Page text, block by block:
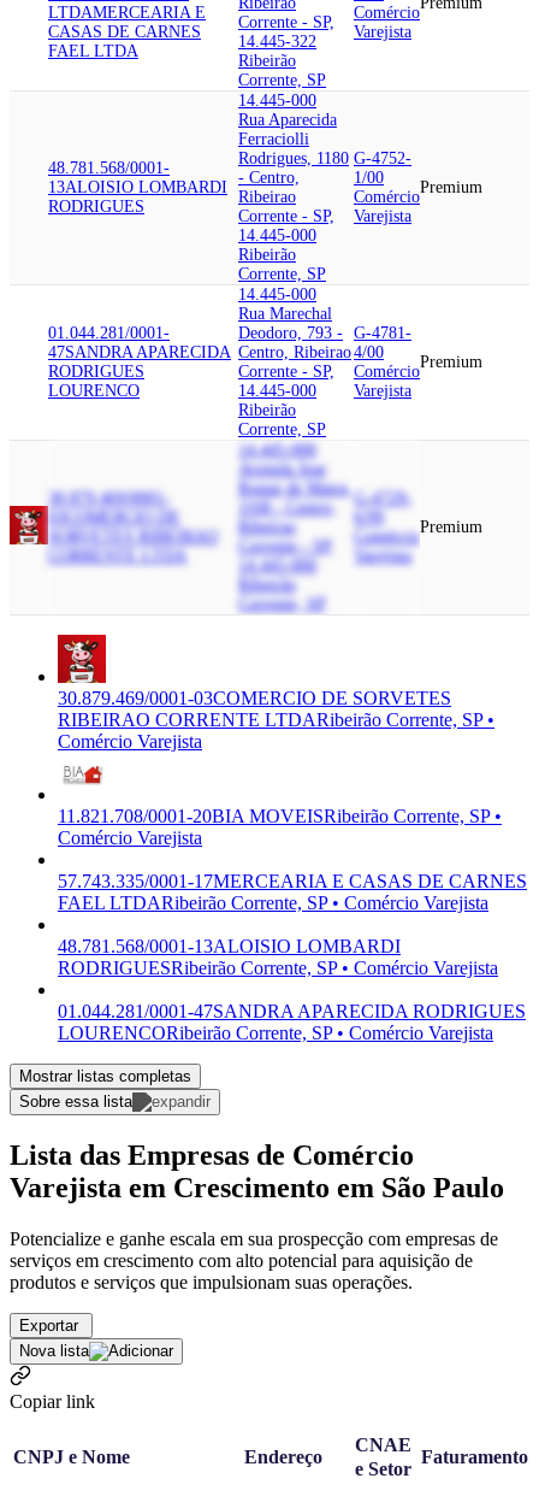
LTDAMERCEARIA E
CASAS DE CARNES
FAEL LTDA
Corrente - SP,
14.445-322
Ribeirão
Corrente, SP
Comércio
Varejista
48.781.568/0001-
13ALOISIO LOMBARDI
RODRIGUES
14.445-000
Rua Aparecida
Ferraciolli
Rodrigues, 1180
- Centro,
Ribeirao
Corrente - SP,
14.445-000
Ribeirão
Corrente, SP
G-4752-
1/00
Comércio
Varejista
Premium
01.044.281/0001-
47SANDRA APARECIDA
RODRIGUES
LOURENCO
14.445-000
Rua Marechal
Deodoro, 793 -
Centro, Ribeirao
Corrente - SP,
14.445-000
Ribeirão
Corrente, SP
G-4781-
4/00
Comércio
Varejista
Premium
30.879.469/0001-
COMERCIO DE
SORVETES RIBEIRAO
CORRENTE LTDA
14.445-000
Avenida Jose
Roque de Matos,
1168 - Centro,
Ribeirao
Corrente - SP,
14.445-000
Ribeirão
Corrente, SP
G-4729-
6/99
Comércio
Varejista
Premium
30.879.469/0001-03COMERCIO DE SORVETES
RIBEIRAO CORRENTE LTDARibeirão Corrente, SP •
Comércio Varejista
11.821.708/0001-20BIA MOVEISRibeirão Corrente, SP •
Comércio Varejista
57.743.335/0001-17MERCEARIA E CASAS DE CARNES
FAEL LTDARibeirão Corrente, SP • Comércio Varejista
48.781.568/0001-13ALOISIO LOMBARDI
RODRIGUESRibeirão Corrente, SP • Comércio Varejista
01.044.281/0001-47SANDRA APARECIDA RODRIGUES
LOURENCORibeirão Corrente, SP • Comércio Varejista
Mostrar listas completas
Sobre essa lista
Lista das Empresas de Comércio
Varejista em Crescimento em São Paulo
Potencialize e ganhe escala em sua prospecção com empresas de
serviços em crescimento com alto potencial para aquisição de
produtos e serviços que impulsionam suas operações.
Exportar
Nova lista
Copiar link
CNPJ e Nome Endereço
CNAE
e Setor
Faturamento